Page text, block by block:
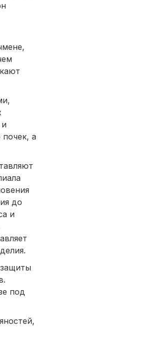
а
до
и
под